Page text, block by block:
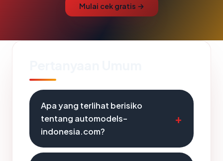
Mulai cek gratis →
Apa yang terlihat berisiko
tentang automodels-
indonesia.com?